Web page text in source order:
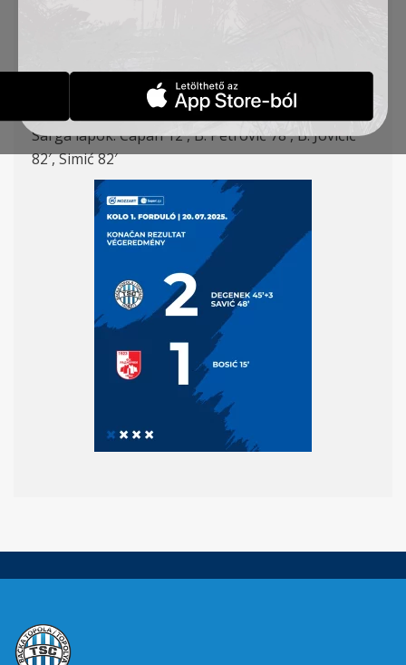
– Sa. Jovanović (B. Petrović 69′)
Gólszerzők: Degenek 45+3′, Savić 48′
Sárga lapok: Capan 12′, B. Petrović 78′, B. Jovičić
82′, Simić 82′